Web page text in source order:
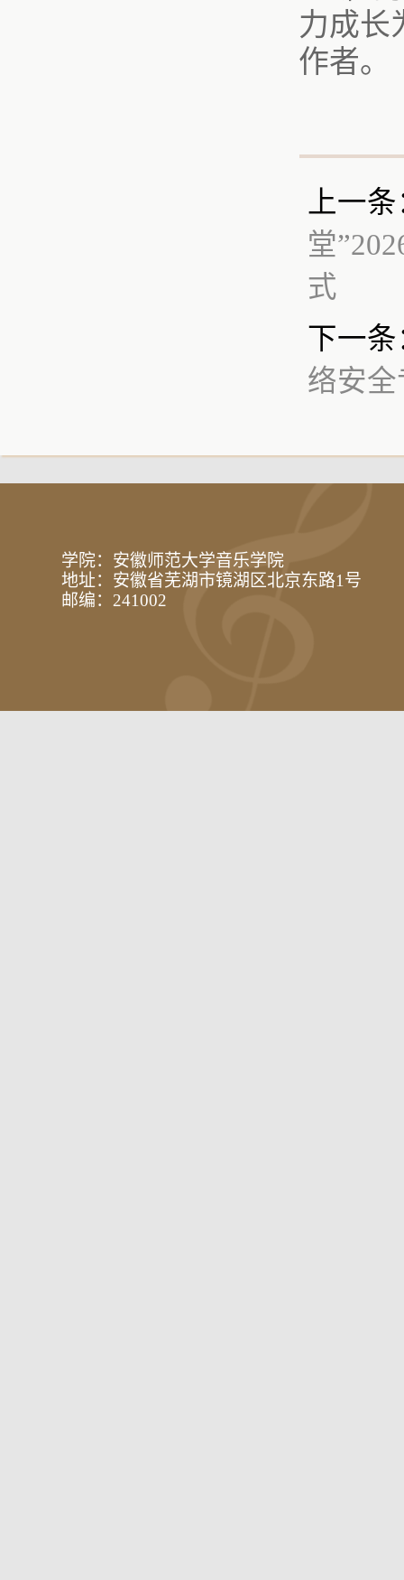
力成长
作者。
上一
堂
式
下一条
络安
学院：安徽师范大学音乐学院
地址：安徽省芜湖市镜湖区北京东路1号
邮编：241002